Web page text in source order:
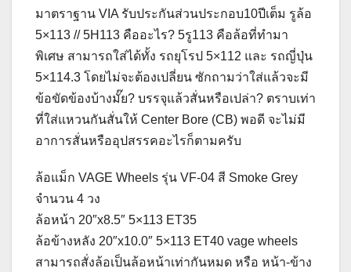
มาตราฐาน VIA รับประกันส่วนประกอบ10ปีเต็ม รูล้อ
5×113 // 5H113 คืออะไร? 5รู113 คือล้อที่ทำมา
พิเศษ สามารถใส่ได้ทั้ง รถยุโรป 5×112 และ รถญี่ปุ่น
5×114.3 โดยไม่จะต้องเปลี่ยน ซักถามว่าใส่แล้วจะมี
ข้อขัดข้องบ้างมั๊ย? บรรจุแล้วสั่นหรือเปล่า? ตราบเท่า
ที่ใส่แหวนกันสั่นให้ Center Bore (CB) พอดี จะไม่มี
อาการสั่นหรืออุปสรรคอะไรก็ตามครับ
ล้อแม็ก VAGE Wheels รุ่น VF-04 สี Smoke Grey
จำนวน 4 วง
ล้อหน้า 20″x8.5″ 5×113 ET35
ล้อข้างหลัง 20″x10.0″ 5×113 ET40 vage wheels
สามารถสั่งล้อเป็นล้อหน้าเท่ากันหมด หรือ หน้า-ข้าง